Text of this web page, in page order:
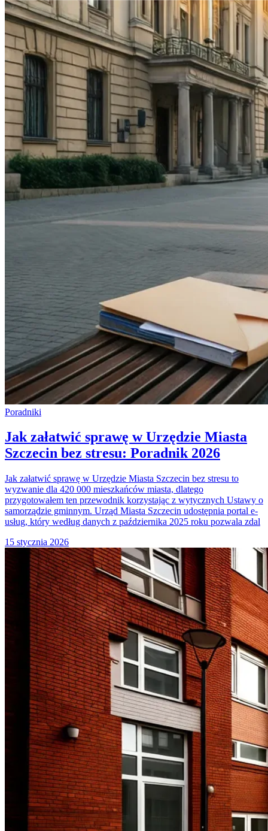
Poradniki
Jak załatwić sprawę w Urzędzie Miasta
Szczecin bez stresu: Poradnik 2026
Jak załatwić sprawę w Urzędzie Miasta Szczecin bez stresu to
wyzwanie dla 420 000 mieszkańców miasta, dlatego
przygotowałem ten przewodnik korzystając z wytycznych Ustawy o
samorządzie gminnym. Urząd Miasta Szczecin udostępnia portal e-
usług, który według danych z października 2025 roku pozwala zdal
15 stycznia 2026